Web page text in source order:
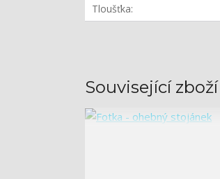
Tloušťka
Související zboží